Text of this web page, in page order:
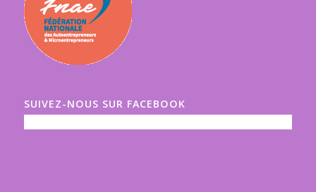
SUIVEZ-NOUS SUR FACEBOOK